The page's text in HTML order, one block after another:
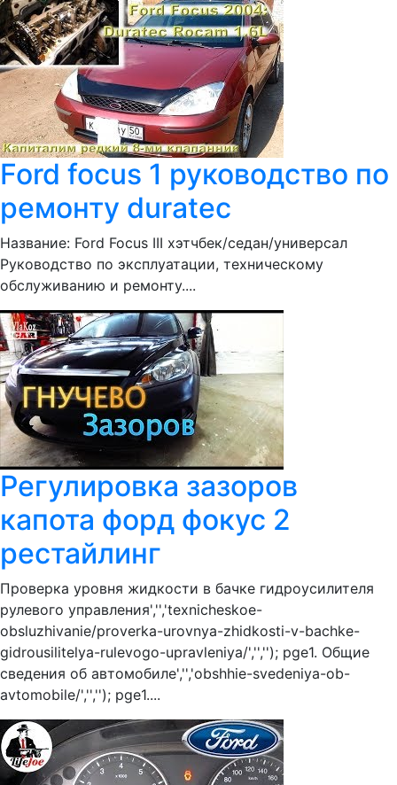
Ford focus 1 руководство по
ремонту duratec
Название: Ford Focus III хэтчбек/седан/универсал
Руководство по эксплуатации, техническому
обслуживанию и ремонту....
Регулировка зазоров
капота форд фокус 2
рестайлинг
Проверка уровня жидкости в бачке гидроусилителя
рулевого управления','','texnicheskoe-
obsluzhivanie/proverka-urovnya-zhidkosti-v-bachke-
gidrousilitelya-rulevogo-upravleniya/','',''); pge1. Общие
сведения об автомобиле','','obshhie-svedeniya-ob-
avtomobile/','',''); pge1....